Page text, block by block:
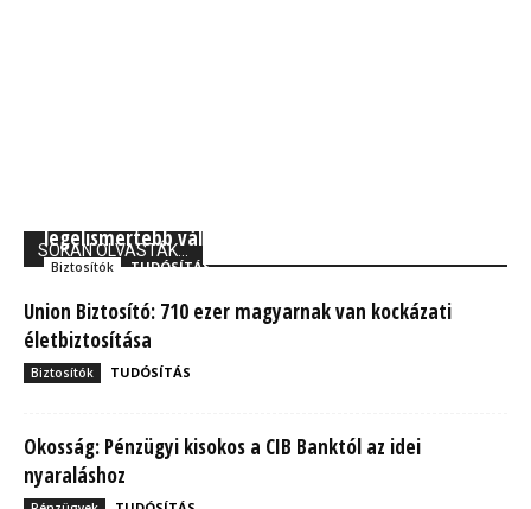
SOKAN OLVASTÁK...
legelismertebb vállalata között
Biztosítók TUDÓSÍTÁS
Union Biztosító: 710 ezer magyarnak van kockázati
életbiztosítása
Biztosítók TUDÓSÍTÁS
Okosság: Pénzügyi kisokos a CIB Banktól az idei
nyaraláshoz